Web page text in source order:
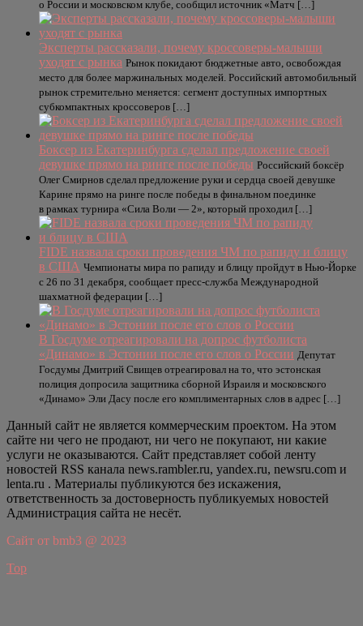
о России и московском клубе, сообщил источник «Матч […]
Эксперты рассказали, почему кроссоверы-малыши
уходят с рынка Рынок покидают бюджетные авто, освобождая
место для более маржинальных моделей. Российский автомобильный
рынок стремительно меняется: сегмент доступных импортных
субкомпактных кроссоверов […]
Боксер из Екатеринбурга сделал предложение своей
девушке прямо на ринге после победы Российский боксёр
Олег Смирнов сделал предложение руки и сердца своей девушке
Карине прямо на ринге после победы в финальном поединке
в рамках турнира «Сила Воли — 2», который проходил […]
FIDE назвала сроки проведения ЧМ по рапиду и блицу
в США Чемпионаты мира по рапиду и блицу пройдут в Нью‑Йорке
с 26 по 31 декабря, сообщает пресс‑служба Международной
шахматной федерации […]
В Госдуме отреагировали на допрос футболиста
«Динамо» в Эстонии после его слов о России Депутат
Госдумы Дмитрий Свищев отреагировал на то, что эстонская
полиция допросила защитника сборной Израиля и московского
«Динамо» Эли Дасу после его комплиментарных слов в адрес […]
Данный сайт не является коммерческим проектом. На этом
сайте ни чего не продают, ни чего не покупают, ни какие
услуги не оказываются. Сайт представляет собой ленту
новостей RSS канала news.rambler.ru, yandex.ru, newsru.com и
lenta.ru . Материалы публикуются без искажения,
ответственность за достоверность публикуемых новостей
Администрация сайта не несёт.
Сайт от bmb3 @ 2023
Top